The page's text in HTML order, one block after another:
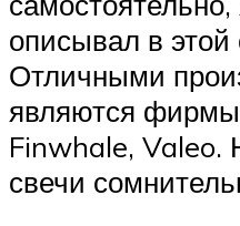
описывал в этой
Отличными
являются
Finwhale, Valeo.
свечи